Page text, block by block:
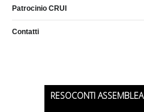
Patrocinio CRUI
Contatti
RESOCONTI ASSEMBLEA